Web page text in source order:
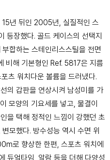
15년 뒤인 2005년, 실질적인 스
등장했다. 골드 케이스의 선택지
합하는 스테인리스스틸을 전면
비해 기본형인 Ref. 5817은 지름
츠 워치다운 볼륨을 드러냈다.
의 갑판을 연상시켜 남성미를 가
모양의 기요세를 넣고, 물결이
을 택해 정적인 느낌이 강했던 초
모했다. 방수성능 역시 수면 위
로 향상한 한편, 스포츠 워치에
듀얼타임, 알람 등을 더해 다양성